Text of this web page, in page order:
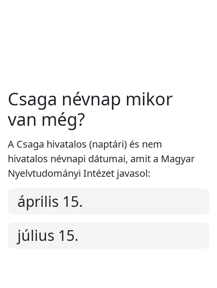
Csaga névnap mikor
van még?
A Csaga hivatalos (naptári) és nem
hivatalos névnapi dátumai, amit a Magyar
Nyelvtudományi Intézet javasol:
április 15.
július 15.